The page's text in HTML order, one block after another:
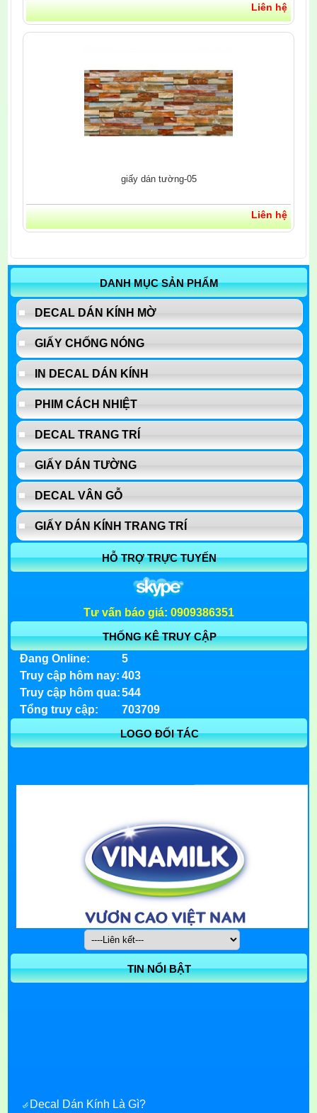
Liên hệ
giấy dán tường-05
Liên hệ
DANH MỤC SẢN PHẨM
DECAL DÁN KÍNH MỜ
GIẤY CHỐNG NÓNG
IN DECAL DÁN KÍNH
PHIM CÁCH NHIỆT
DECAL TRANG TRÍ
GIẤY DÁN TƯỜNG
DECAL VÂN GỖ
GIẤY DÁN KÍNH TRANG TRÍ
HỖ TRỢ TRỰC TUYẾN
Tư vấn báo giá: 0909386351
THỐNG KÊ TRUY CẬP
Đang Online:
5
Truy cập hôm nay: 403
Truy cập hôm qua: 544
Tổng truy cập:
703709
LOGO ĐỐI TÁC
TIN NỔI BẬT
Decal Dán Kính Là Gì?